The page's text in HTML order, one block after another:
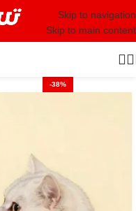
Skip to navigation
Skip to main content
-38%